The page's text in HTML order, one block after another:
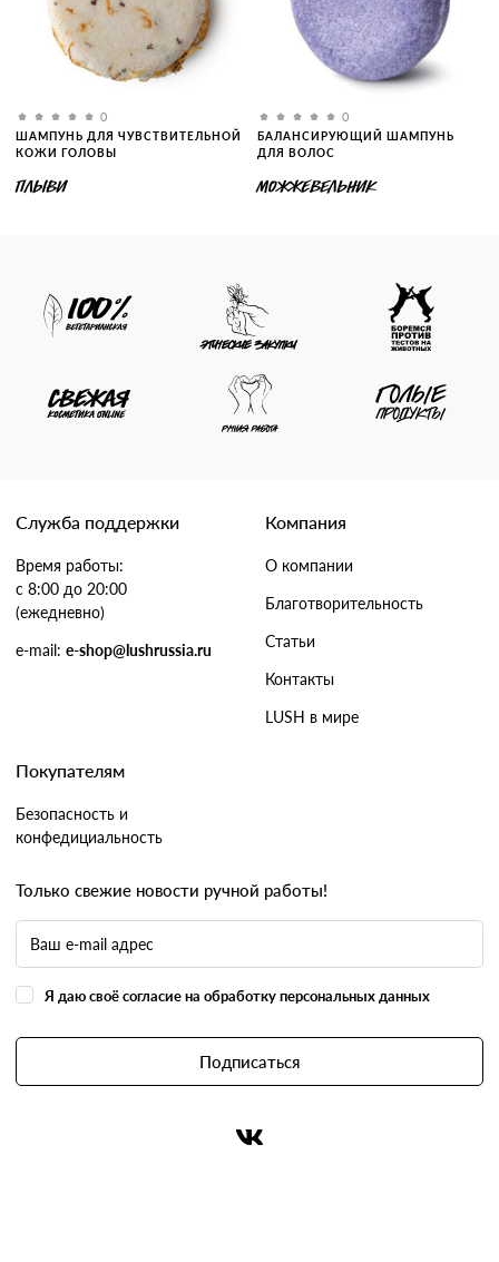
0
ШАМПУНЬ ДЛЯ ЧУВСТВИТЕЛЬНОЙ
КОЖИ ГОЛОВЫ
ПЛЫВИ
0
БАЛАНСИРУЮЩИЙ ШАМПУНЬ
ДЛЯ ВОЛОС
МОЖЖЕВЕЛЬНИК
Служба поддержки
Время работы:
с 8:00 до 20:00
(ежедневно)
e-mail: e-shop@lushrussia.ru
Компания
О компании
Благотворительность
Статьи
Контакты
LUSH в мире
Покупателям
Безопасность и
конфедициальность
Только свежие новости ручной работы!
Я даю своё согласие на обработку персональных данных
Подписаться